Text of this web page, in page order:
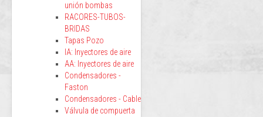
unión bombas
RACORES-TUBOS-
BRIDAS
Tapas Pozo
IA: Inyectores de aire
AA: Inyectores de aire
Condensadores -
Faston
Condensadores - Cable
Válvula de compuerta